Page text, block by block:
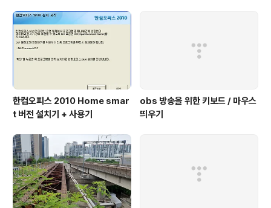
한컴오피스 2010 Home smar
t 버전 설치기 + 사용기
obs 방송을 위한 키보드 / 마우스
띄우기